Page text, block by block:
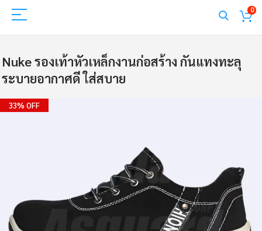
0
Nuke รองเท้าหัวเหล็กงานก่อสร้าง กันแทงทะลุ
ระบายอากาศดี ใส่สบาย
Skip
to
33% OFF